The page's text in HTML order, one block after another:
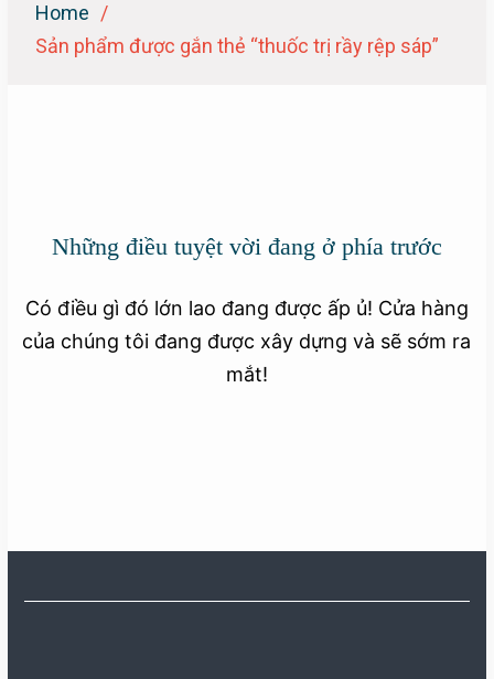
Home
Sản phẩm được gắn thẻ “thuốc trị rầy rệp sáp”
Những điều tuyệt vời đang ở phía trước
Có điều gì đó lớn lao đang được ấp ủ! Cửa hàng
của chúng tôi đang được xây dựng và sẽ sớm ra
mắt!